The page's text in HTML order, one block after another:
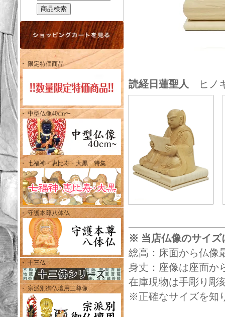
・ 限定特価商品
・ 中型仏像40cm〜
・ 七福神・恵比寿・大黒 特集
・ 守護本尊八体仏
・ 十三仏
・ 宗派別御仏壇用三尊像
読経日蓮聖人 ヒノ
※ 当店仏像のサイ
総高：床面から仏像
身丈：座像は座面か
在庫現物は手彫り彫
※正確なサイズを知